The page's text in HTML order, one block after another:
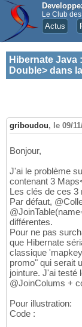
Le Club
Actus
Hibernate Java :
Double> dans
griboudou, le 09/
Bonjour,
J'ai le problème
contenant 3
Les clés de ces 3
Par défaut,
différentes.
Pour ne pas
que Hibernate
classique
promo" qui serait
jointure. J'ai testé
@JoinColums +
Pour illustration:
Code :